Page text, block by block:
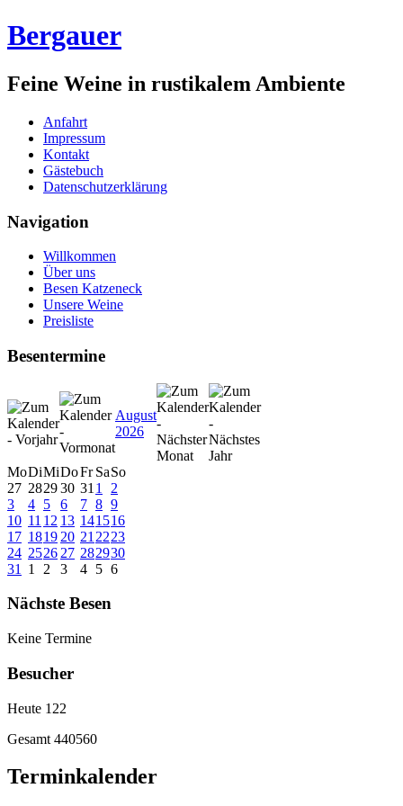
Bergauer
Feine Weine in rustikalem Ambiente
Anfahrt
Impressum
Kontakt
Gästebuch
Datenschutzerklärung
Navigation
Willkommen
Über uns
Besen Katzeneck
Unsere Weine
Preisliste
Besentermine
August
2026
MoDiMiDoFr SaSo
27 282930 31 1
2
3
4 5 6 7 8 9
10 11 12 13 141516
17 1819 20 21 2223
24 2526 27 282930
31
1 2 3 4 5 6
Nächste Besen
Keine Termine
Besucher
Heute 122
Gesamt 440560
Terminkalender